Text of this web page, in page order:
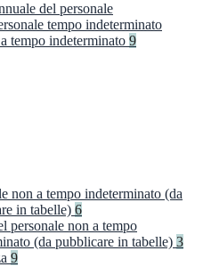
del personale
tempo indeterminato
tempo indeterminato 9
non a tempo indeterminato (da
in tabelle) 6
personale non a tempo
(da pubblicare in tabelle) 3
9